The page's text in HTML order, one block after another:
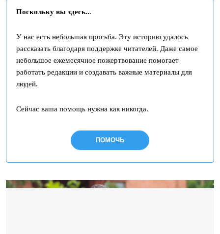
Поскольку вы здесь...
У нас есть небольшая просьба. Эту историю удалось
рассказать благодаря поддержке читателей. Даже самое
небольшое ежемесячное пожертвование помогает
работать редакции и создавать важные материалы для
людей.
Сейчас ваша помощь нужна как никогда.
ПОМОЧЬ